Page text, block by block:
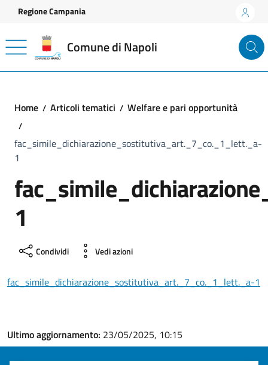
Vai ai contenuti
Vai al footer
Regione Campania
Comune di Napoli
Home Articoli tematici Welfare e pari opportunità
fac_simile_dichiarazione_sostitutiva_art._7_co._1_lett._a-
1
1
Condividi Vedi azioni
fac_simile_dichiarazione_sostitutiva_art._7_co._1_lett._a-1
Ultimo aggiornamento: 23/05/2025, 10:15